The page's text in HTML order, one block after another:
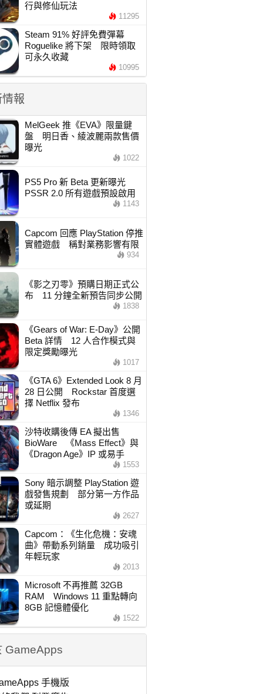
行與修仙玩法
11295
Steam 91% 好評免費彈幕
Roguelike 將下架 限時領取
可永久收藏
10995
報
MelGeek 推《EVA》限量鍵
盤 明日香、綾波麗兩款售價
曝光
1022
PS5 Pro 新 Beta 更新曝光
PSSR 2.0 所有遊戲預設啟用
1143
Capcom 回應 PlayStation 停推
實體遊戲 稱對業務影響有限
934
《影之刃零》預購日期正式公
布 11 分鐘全新預告同步公開
1838
《Gears of War: E-Day》公開
Beta 詳情 12 人合作模式與
限定獎勵曝光
1017
《GTA 6》Extended Look 8 月
28 日公開 Rockstar 首度選
擇 Netflix 發布
1346
沙特收購後傳 EA 擬出售
BioWare 《Mass Effect》與
《Dragon Age》IP 或易手
1553
Sony 暗示調整 PlayStation 遊
戲發售規劃 部分第一方作品
或延期
2627
Capcom：《生化危機：安魂
曲》帶動系列銷量 成功吸引
年輕玩家
2013
Microsoft 不再推薦 32GB
RAM Windows 11 重點轉向
8GB 記憶體優化
1522
GameApps
手機版